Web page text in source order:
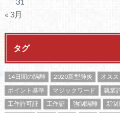
« 3月
タグ
14日間の隔離 2020新型肺炎 オスス
ポイント基準
マジックワード 就業
工作許可証
工作証 強制隔離 新制